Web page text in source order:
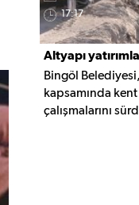
17:17
Altyapı
alanlarına
Bingöl
kapsamında
çalışmalarını